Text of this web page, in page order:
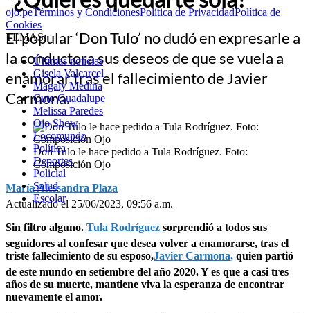
ojo.peTérminos y CondicionesPolítica de PrivacidadPolítica de
Cookies
TEMAS:
Últimas noticias
Gisela Valcarcel
Magaly Medina
Cuto Guadalupe
Melissa Paredes
Ojo Show
Locomundo
Política
Deportes
Policial
Salud
Escolar
El popular ‘Don Tulo’ no dudó en expresarle a
la conductora sus deseos de que se vuela a
enamorar tras el fallecimiento de Javier
Carmona.
Don Tulo le hace pedido a Tula Rodríguez. Foto:
Composición Ojo
María Alessandra Plaza
Actualizado el 25/06/2023, 09:56 a.m.
Sin filtro alguno. Tula Rodríguez sorprendió a todos sus
seguidores al confesar que desea volver a enamorarse, tras el
triste fallecimiento de su esposo,Javier Carmona, quien partió
de este mundo en setiembre del año 2020. Y es que a casi tres
años de su muerte, mantiene viva la esperanza de encontrar
nuevamente el amor.